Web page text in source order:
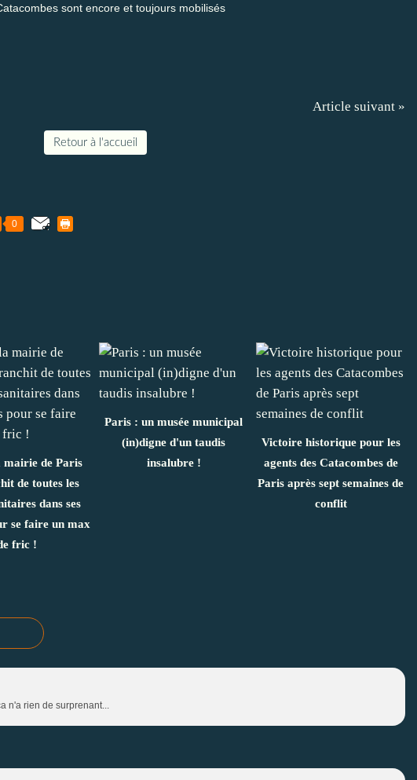
sont encore et toujours mobilisés
Article suivant »
Retour à l'accueil
0
mairie de Paris
de toutes les
dans ses
se faire un max
fric !
Paris : un musée municipal
(in)digne d'un taudis
insalubre !
Victoire historique pour les
agents des Catacombes de
Paris après sept semaines de
conflit
n'a rien de surprenant...